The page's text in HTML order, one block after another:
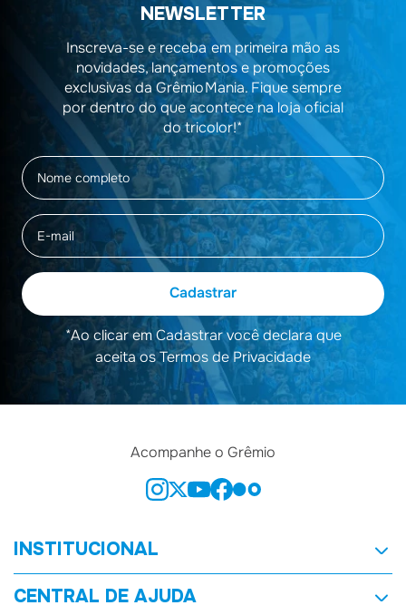
NEWSLETTER
Inscreva-se e receba em primeira mão as
novidades, lançamentos e promoções
exclusivas da GrêmioMania. Fique sempre
por dentro do que acontece na loja oficial
do tricolor!*
Cadastrar
*Ao clicar em Cadastrar você declara que
aceita os Termos de Privacidade
Acompanhe o Grêmio
INSTITUCIONAL
Quem Somos
CENTRAL DE AJUDA